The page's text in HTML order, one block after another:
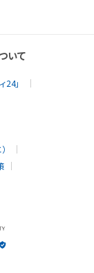
いて
」